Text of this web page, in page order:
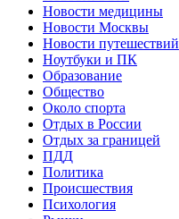
Новости медицины
Новости Москвы
Новости путешествий
Ноутбуки и ПК
Образование
Общество
Около спорта
Отдых в России
Отдых за границей
ПДД
Политика
Происшествия
Психология